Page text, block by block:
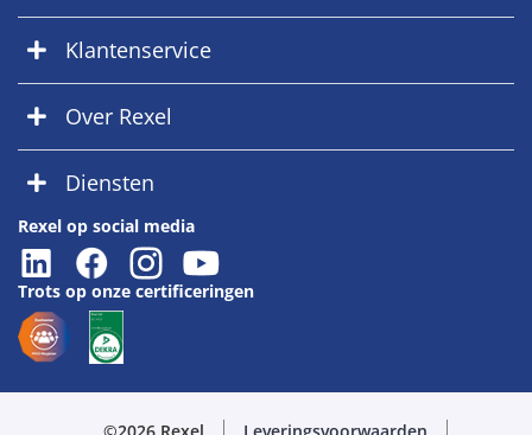
Klantenservice
Over Rexel
Diensten
Rexel op social media
Trots op onze certificeringen